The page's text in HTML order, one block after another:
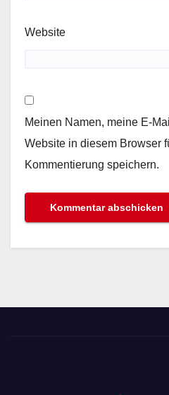
Website
Meinen Namen, meine E-
Website in diesem Browser
Kommentierung speichern.